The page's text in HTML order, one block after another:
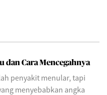
dan Cara Mencegahnya
penyakit menular, tapi
menyebabkan angka